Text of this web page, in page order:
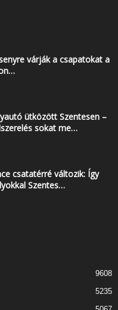
várják a csapatokat a
ütközött Szentesen –
sokat me…
csatatérré változik: Így
Szentes…
9608
5235